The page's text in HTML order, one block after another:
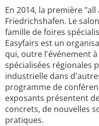
En 2014, la première
Friedrichshafen. Le
famille de foires
Easyfairs est un
qui, outre l'événement
spécialisées régionales
industrielle dans
programme de
exposants présentent
concrets, de nouvelles
pratiques.